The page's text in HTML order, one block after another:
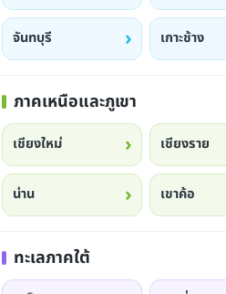
จันทบุรี เกาะช้าง
ภาคเหนือและภูเขา
เชียงใหม่ เชียงราย
น่าน เขาค้อ
ทะเลภาคใต้